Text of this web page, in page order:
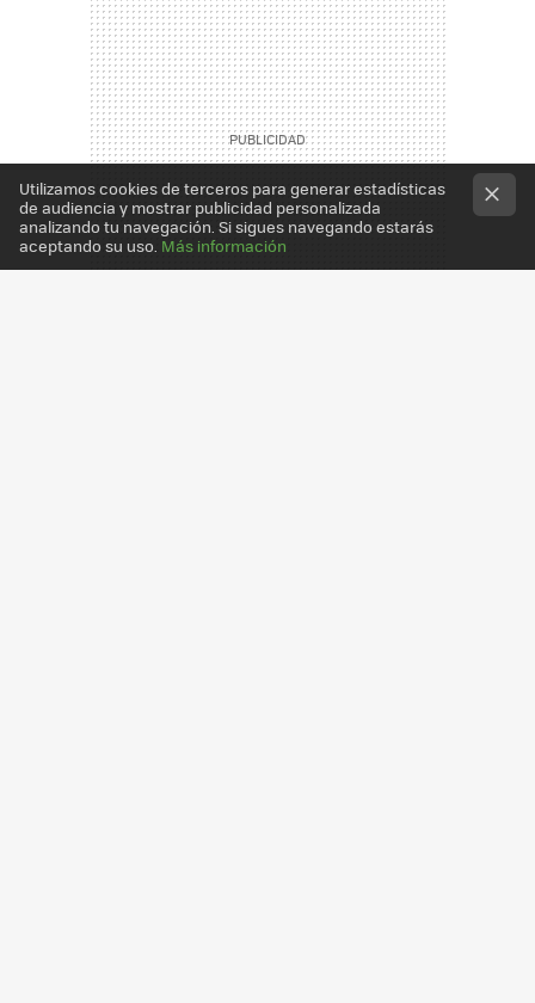
Utilizamos cookies de terceros para generar estadísticas
de audiencia y mostrar publicidad personalizada
analizando tu navegación. Si sigues navegando estarás
aceptando su uso. Más información